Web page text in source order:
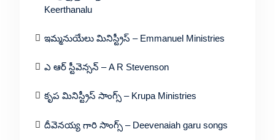
Keerthanalu
ఇమ్మనుయేలు మినిస్ట్రీస్ – Emmanuel Ministries
ఎ ఆర్ స్టీవెన్సన్ – A R Stevenson
కృప మినిస్ట్రీస్ సాంగ్స్ – Krupa Ministries
దీవెనయ్య గారి సాంగ్స్ – Deevenaiah garu songs